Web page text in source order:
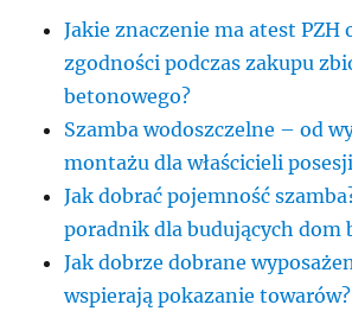
Jakie znaczenie ma atest PZH
zgodności podczas zakupu
betonowego?
Szamba wodoszczelne – od
montażu dla właścicieli posesji
Jak dobrać pojemność
poradnik dla budujących dom
Jak dobrze dobrane
wspierają pokazanie towarów?